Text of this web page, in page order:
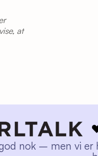
at
nok – men vi er